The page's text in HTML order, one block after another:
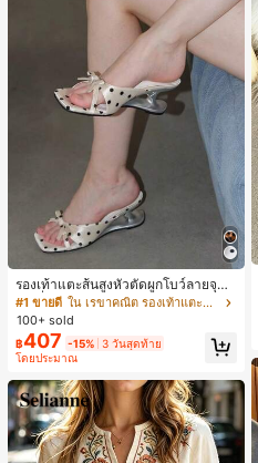
รองเท้าแตะส้นสูงหัวตัดผูกโบว์ลายจุดส
ายเดี่ยวส้นไม่สมมาตรสำหรับผู้หญิง, รอ
งเท้าแตะส้นสูงหนังเทียมสีขาวหรูหรา
สำหรับฤดูร้อน
#1 ขายดี
ใน เรขาคณิต รองเท้าแตะส้นสูงผู้หญิง
100+ sold
฿407 -15% 3 วันสุดท้าย
โดยประมาณ